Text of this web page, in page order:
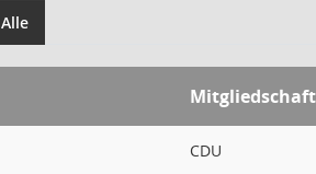
Alle
Mitgliedschaft
CDU